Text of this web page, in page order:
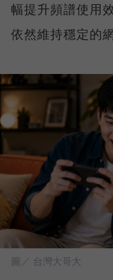
幅提升頻譜使用
依然維持穩定的
圖／ 台灣大哥大